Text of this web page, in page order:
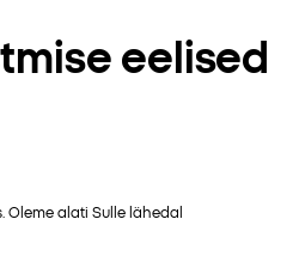
eelised
Oleme alati Sulle lähedal